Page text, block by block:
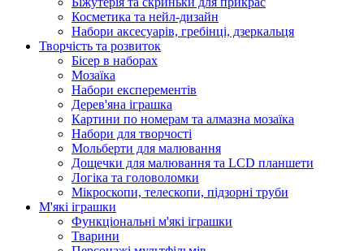
Косметика та нейл-дизайн
Набори аксесуарів, гребінці, дзеркальця
Творчість та розвиток
Бісер в наборах
Мозаїка
Набори експерементів
Дерев'яна іграшка
Картини по номерам та алмазна мозаїка
Набори для творчості
Мольберти для малювання
Дощечки для малювання та LCD планшети
Логіка та головоломки
Мікроскопи, телескопи, підзорні труби
М'які іграшки
Функціональні м'які іграшки
Тварини